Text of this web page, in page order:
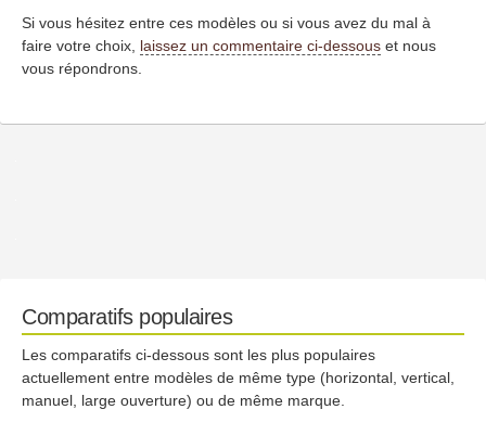
Si vous hésitez entre ces modèles ou si vous avez du mal à
faire votre choix, laissez un commentaire ci-dessous et nous
vous répondrons.
Comparatifs populaires
Les comparatifs ci-dessous sont les plus populaires
actuellement entre modèles de même type (horizontal, vertical,
manuel, large ouverture) ou de même marque.